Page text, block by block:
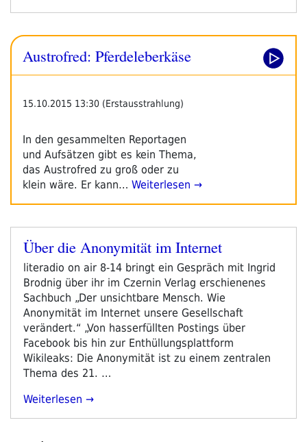
Austrofred: Pferdeleberkäse
15.10.2015 13:30 (Erstausstrahlung)
In den gesammelten Reportagen
und Aufsätzen gibt es kein Thema,
das Austrofred zu groß oder zu
klein wäre. Er kann… Weiterlesen →
Veröffentlicht
Über die Anonymität im Internet
literadio on air 8-14 bringt ein Gespräch mit Ingrid
Brodnig über ihr im Czernin Verlag erschienenes
Sachbuch „Der unsichtbare Mensch. Wie
Anonymität im Internet unsere Gesellschaft
verändert.“ „Von hasserfüllten Postings über
Facebook bis hin zur Enthüllungsplattform
Wikileaks: Die Anonymität ist zu einem zentralen
Thema des 21. …
„Über
Weiterlesen